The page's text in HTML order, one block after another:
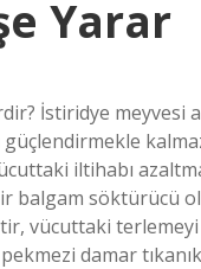
Yarar
İstiridye
güçlendirmekle
iltihabı
balgam söktürücü
vücuttaki
damar